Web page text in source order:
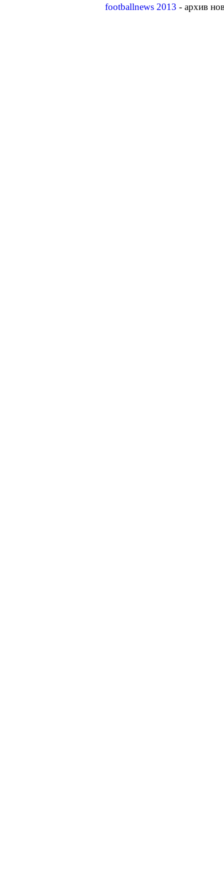
footballnews 2013 - архив